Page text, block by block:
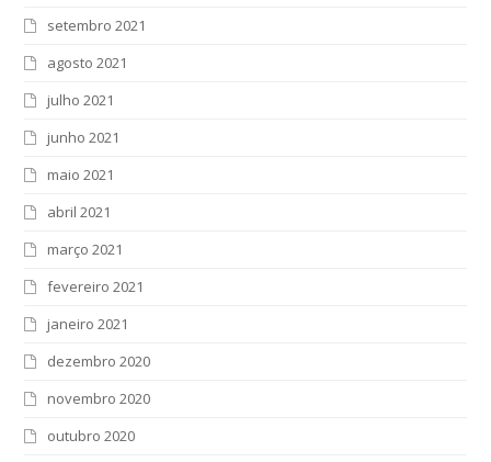
setembro 2021
agosto 2021
julho 2021
junho 2021
maio 2021
abril 2021
março 2021
fevereiro 2021
janeiro 2021
dezembro 2020
novembro 2020
outubro 2020